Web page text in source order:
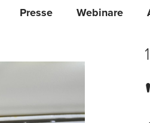
Presse Webinare